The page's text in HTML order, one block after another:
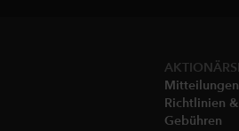
Richtlinien
Gebühren